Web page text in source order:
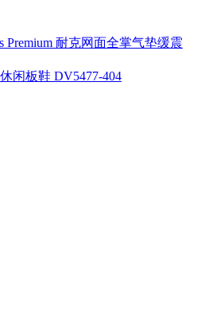
Premium 耐克网面全掌气垫缓震
闲板鞋 DV5477-404